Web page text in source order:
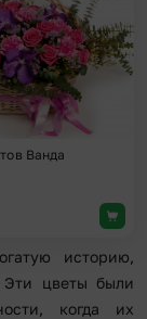
Ванда
историю,
цветы были
когда их